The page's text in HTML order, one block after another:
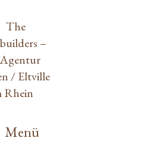
Menü